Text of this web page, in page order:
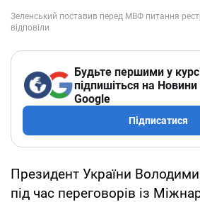
Будьте першими у
підпишіться на Новини
Google
Підписатися
Президент України
під час переговорів із